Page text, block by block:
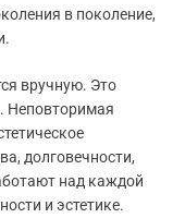
в поколение,
вручную. Это
Неповторимая
долговечности,
над каждой
и эстетике.